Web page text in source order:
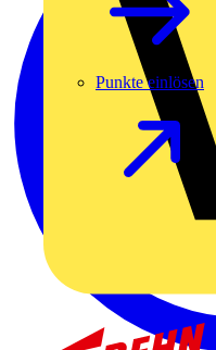
Punkte einlösen